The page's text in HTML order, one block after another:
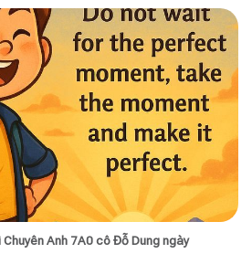
Chuyên Anh 7A0 cô Đỗ Dung ngày